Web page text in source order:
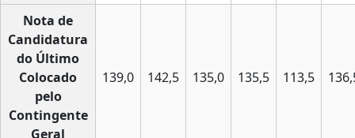
Nota de
Candidatura
do Último
Colocado
pelo
Contingente
Geral
139,0 142,5 135,0 135,5 113,5